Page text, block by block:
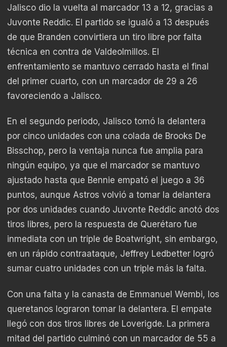
Jalisco dio la vuelta al marcador 13 a 12, gracias a
Juvonte Reddic. El partido se igualó a 13 después
de que Branden convirtiera un tiro libre por falta
técnica en contra de Valdeolmillos. El
enfrentamiento se mantuvo cerrado hasta el final
del primer cuarto, con un marcador de 29 a 26
favoreciendo a Jalisco.
En el segundo periodo, Jalisco tomó la delantera
por cinco unidades con una colada de Brooks De
Bisschop, pero la ventaja nunca fue amplia para
ningún equipo, ya que el marcador se mantuvo
ajustado hasta que Bennie empató el juego a 36
puntos, aunque Astros volvió a tomar la delantera
por dos unidades cuando Juvonte Reddic anotó dos
tiros libres, pero la respuesta de Querétaro fue
inmediata con un triple de Boatwright, sin embargo,
en un rápido contraataque, Jeffrey Ledbetter logró
sumar cuatro unidades con un triple más la falta.
Con una falta y la canasta de Emmanuel Wembi, los
queretanos lograron tomar la delantera. El empate
llegó con dos tiros libres de Loverigde. La primera
mitad del partido culminó con un marcador de 55 a